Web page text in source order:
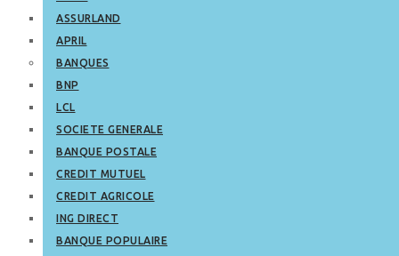
ASSURLAND
APRIL
BANQUES
BNP
LCL
SOCIETE GENERALE
BANQUE POSTALE
CREDIT MUTUEL
CREDIT AGRICOLE
ING DIRECT
BANQUE POPULAIRE